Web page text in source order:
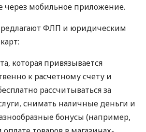
через мобильное приложение.
ФЛП и юридическим
которая привязывается
к расчетному счету и
рассчитываться за
снимать наличные деньги и
бонусы (например,